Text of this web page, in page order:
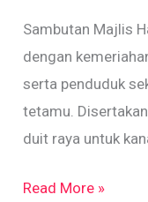
Sambutan Majlis
dengan
serta penduduk
tetamu.
duit raya untuk
Read More »